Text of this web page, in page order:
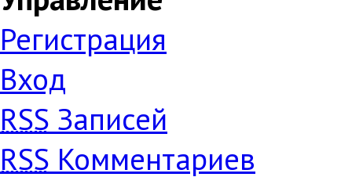
Регистрация
Вход
RSS Записей
RSS Комментариев